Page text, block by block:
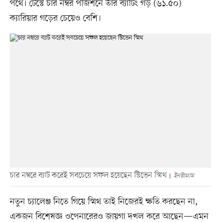
পথে। টেস্টে চার নম্বর পজিশনে তাঁর ব্যাটিং গড় (৬১.৫০)
ক্যারিয়ার গড়ের চেয়েও বেশি।
চার নম্বরে ব্যাট করেই সবচেয়ে সফল হয়েছেন স্টিভেন স্মিথ ইনস্টাগ্রাম
নতুন চ্যালেঞ্জ নিতে গিয়ে স্মিথ তাই নিজেরই ক্ষতি করছেন না,
একজন বিশেষজ্ঞ ওপেনারেরও জায়গা দখল করে আছেন—এমন